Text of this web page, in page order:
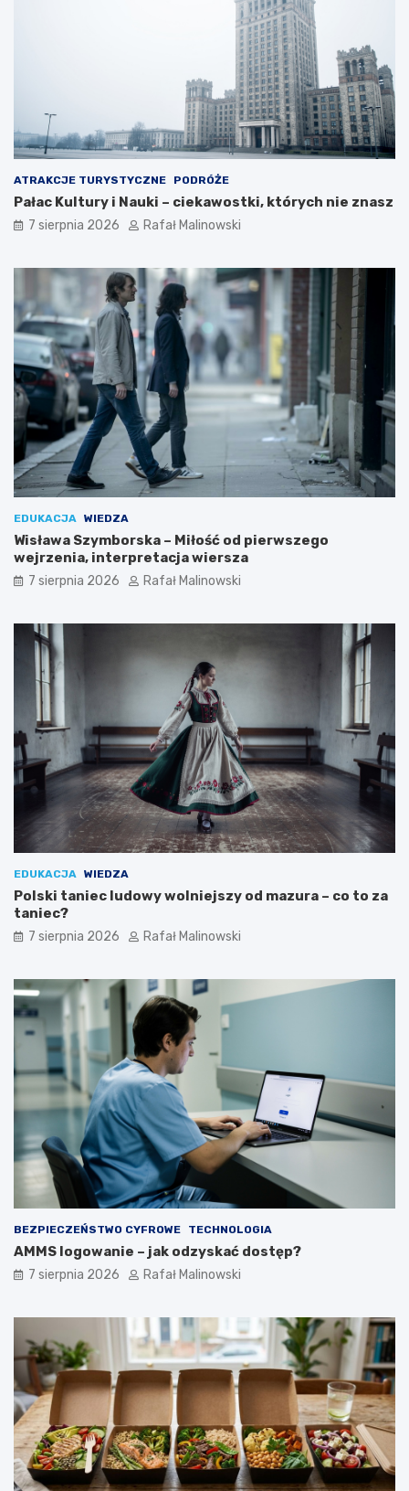
ATRAKCJE TURYSTYCZNE PODRÓŻE
Pałac Kultury i Nauki – ciekawostki, których nie znasz
7 sierpnia 2026 Rafał Malinowski
EDUKACJA WIEDZA
Wisława Szymborska – Miłość od pierwszego
wejrzenia, interpretacja wiersza
7 sierpnia 2026 Rafał Malinowski
EDUKACJA WIEDZA
Polski taniec ludowy wolniejszy od mazura – co to za
taniec?
7 sierpnia 2026 Rafał Malinowski
BEZPIECZEŃSTWO CYFROWE TECHNOLOGIA
AMMS logowanie – jak odzyskać dostęp?
7 sierpnia 2026 Rafał Malinowski